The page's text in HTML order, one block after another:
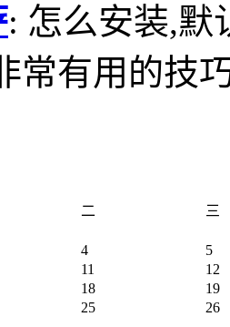
: 怎么安装,默
常有用的技
二 三
4
5
11
12
18
19
25
26